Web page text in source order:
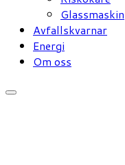
Glassmaskin
Avfallskvarnar
Energi
Om oss